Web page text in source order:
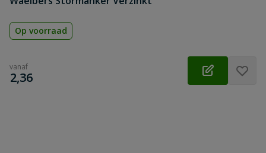
Op voorraad
vanaf
€
2,36